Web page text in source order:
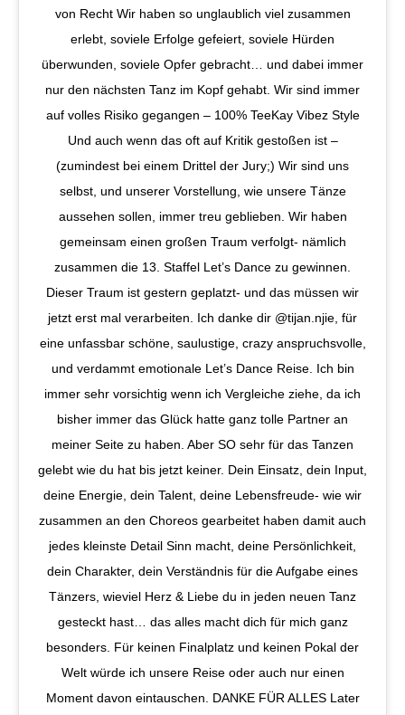
von Recht Wir haben so unglaublich viel zusammen
erlebt, soviele Erfolge gefeiert, soviele Hürden
überwunden, soviele Opfer gebracht… und dabei immer
nur den nächsten Tanz im Kopf gehabt. Wir sind immer
auf volles Risiko gegangen – 100% TeeKay Vibez Style
Und auch wenn das oft auf Kritik gestoßen ist –
(zumindest bei einem Drittel der Jury;) Wir sind uns
selbst, und unserer Vorstellung, wie unsere Tänze
aussehen sollen, immer treu geblieben. Wir haben
gemeinsam einen großen Traum verfolgt- nämlich
zusammen die 13. Staffel Let’s Dance zu gewinnen.
Dieser Traum ist gestern geplatzt- und das müssen wir
jetzt erst mal verarbeiten. Ich danke dir @tijan.njie, für
eine unfassbar schöne, saulustige, crazy anspruchsvolle,
und verdammt emotionale Let’s Dance Reise. Ich bin
immer sehr vorsichtig wenn ich Vergleiche ziehe, da ich
bisher immer das Glück hatte ganz tolle Partner an
meiner Seite zu haben. Aber SO sehr für das Tanzen
gelebt wie du hat bis jetzt keiner. Dein Einsatz, dein Input,
deine Energie, dein Talent, deine Lebensfreude- wie wir
zusammen an den Choreos gearbeitet haben damit auch
jedes kleinste Detail Sinn macht, deine Persönlichkeit,
dein Charakter, dein Verständnis für die Aufgabe eines
Tänzers, wieviel Herz & Liebe du in jeden neuen Tanz
gesteckt hast… das alles macht dich für mich ganz
besonders. Für keinen Finalplatz und keinen Pokal der
Welt würde ich unsere Reise oder auch nur einen
Moment davon eintauschen. DANKE FÜR ALLES Later